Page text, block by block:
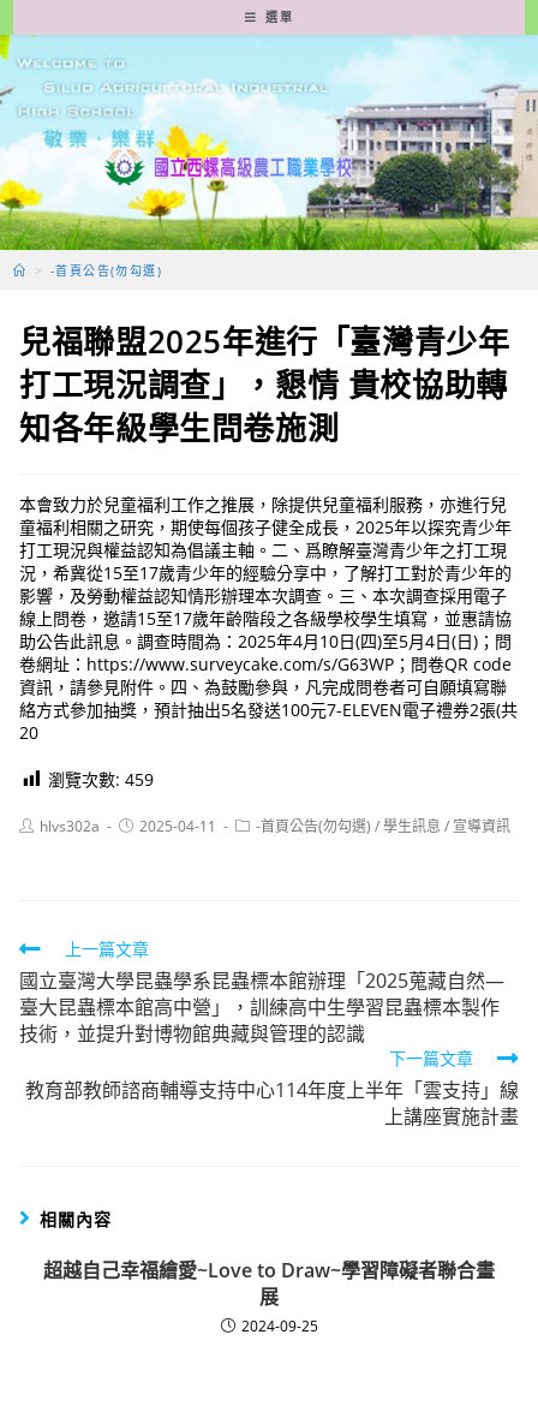
轉
至
要
容
選單
> -首頁公告(勿勾選)
兒福聯盟2025年進行「臺灣青少年
打工現況調查」，懇情 貴校協助轉
知各年級學生問卷施測
本會致力於兒童福利工作之推展，除提供兒童福利服務，亦進行兒
童福利相關之研究，期使每個孩子健全成長，2025年以探究青少年
打工現況與權益認知為倡議主軸。二、爲瞭解臺灣青少年之打工現
況，希冀從15至17歲青少年的經驗分享中，了解打工對於青少年的
影響，及勞動權益認知情形辦理本次調查。三、本次調查採用電子
線上問卷，邀請15至17歲年齡階段之各級學校學生填寫，並惠請協
助公告此訊息。調查時間為：2025年4月10日(四)至5月4日(日)；問
卷網址：https://www.surveycake.com/s/G63WP；問卷QR code
資訊，請參見附件。四、為鼓勵參與，凡完成問卷者可自願填寫聯
絡方式參加抽獎，預計抽出5名發送100元7-ELEVEN電子禮券2張(共
20
瀏覽次數: 459
Posthlvs302a
Post2025-04-11
Post-首頁公告(勿勾選) /學生訊息 / 宣導資訊
Read
more
articles
上一篇文章
國立臺灣大學昆蟲學系昆蟲標本館辦理「2025蒐藏自然—
臺大昆蟲標本館高中營」，訓練高中生學習昆蟲標本製作
技術，並提升對博物館典藏與管理的認識
下一篇文章
教育部教師諮商輔導支持中心114年度上半年「雲支持」線
上講座實施計畫
相關內容
超越自己幸福繪愛~Love to Draw~學習障礙者聯合畫
展
2024-09-25